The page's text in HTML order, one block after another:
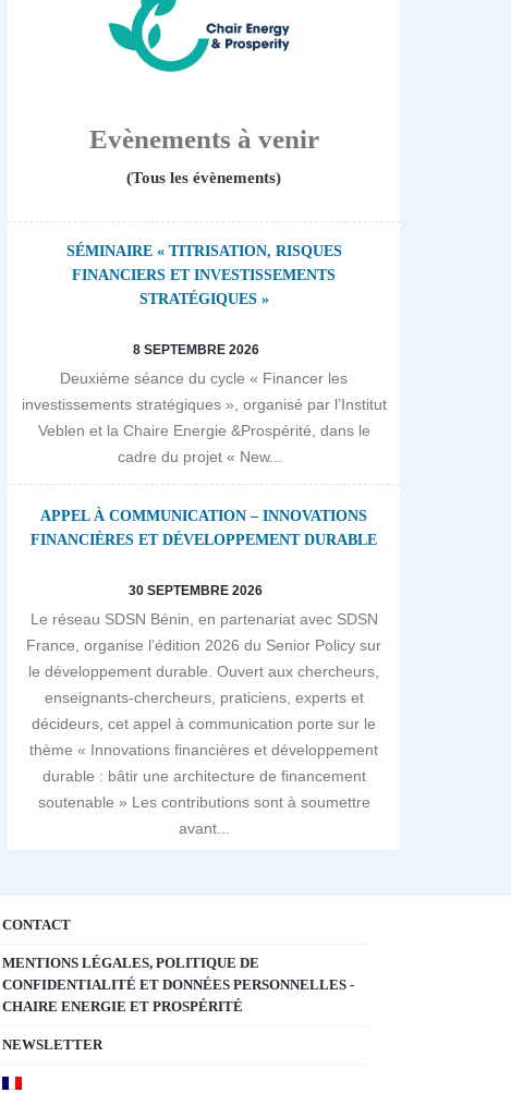
Evènements à venir
(Tous les évènements)
SÉMINAIRE « TITRISATION, RISQUES
FINANCIERS ET INVESTISSEMENTS
STRATÉGIQUES »
8 SEPTEMBRE 2026
Deuxième séance du cycle « Financer les
investissements stratégiques », organisé par l’Institut
Veblen et la Chaire Energie &Prospérité, dans le
cadre du projet « New...
APPEL À COMMUNICATION – INNOVATIONS
FINANCIÈRES ET DÉVELOPPEMENT DURABLE
30 SEPTEMBRE 2026
Le réseau SDSN Bénin, en partenariat avec SDSN
France, organise l’édition 2026 du Senior Policy sur
le développement durable. Ouvert aux chercheurs,
enseignants-chercheurs, praticiens, experts et
décideurs, cet appel à communication porte sur le
thème « Innovations financières et développement
durable : bâtir une architecture de financement
soutenable » Les contributions sont à soumettre
avant...
CONTACT
MENTIONS LÉGALES, POLITIQUE DE
CONFIDENTIALITÉ ET DONNÉES PERSONNELLES -
CHAIRE ENERGIE ET PROSPÉRITÉ
NEWSLETTER